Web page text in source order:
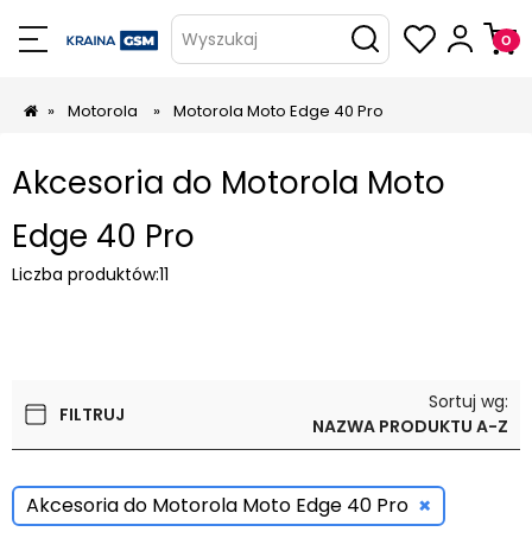
Wyszukaj
» Motorola » Motorola Moto Edge 40 Pro
Akcesoria do Motorola Moto
Edge 40 Pro
Liczba produktów:11
FILTRUJ
Sortuj wg:
NAZWA PRODUKTU A-Z
Akcesoria do Motorola Moto Edge 40 Pro ×